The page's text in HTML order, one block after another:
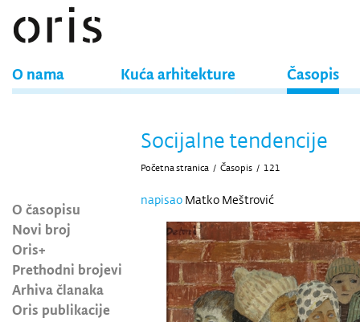
O nama Kuća arhitekture Časopis
O časopisu
Novi broj
Oris+
Prethodni brojevi
Arhiva članaka
Oris publikacije
Socijalne tendencije
Početna stranica / Časopis / 121
napisao Matko Meštrović